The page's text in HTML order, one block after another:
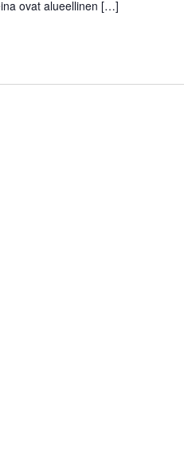
ovat alueellinen […]